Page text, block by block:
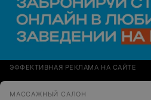
ЭФФЕКТИВНАЯ РЕКЛАМА НА САЙТЕ
МАССАЖНЫЙ САЛОН